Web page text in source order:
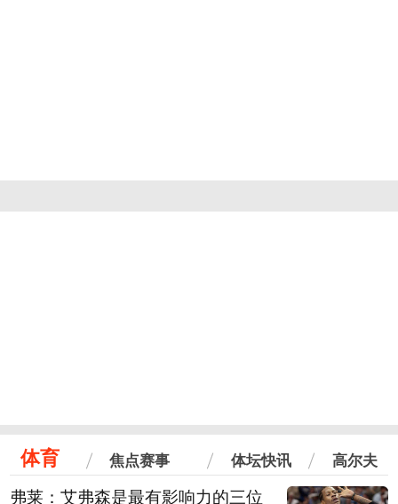
体育 焦点赛事 体坛快讯 高尔夫
弗莱：艾弗森是最有影响力的三位